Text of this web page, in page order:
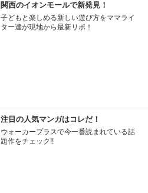
関西のイオンモールで新発見！
子どもと楽しめる新しい遊び方をママライ
ター達が現地から最新リポ！
注目の人気マンガはコレだ！
ウォーカープラスで今一番読まれている話
題作をチェック!!